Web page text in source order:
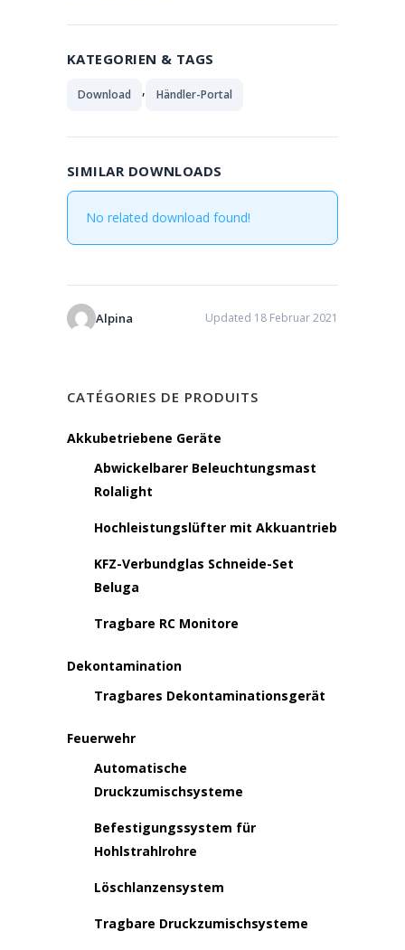
KATEGORIEN & TAGS
Download , Händler-Portal
SIMILAR DOWNLOADS
No related download found!
Alpina Updated 18 Februar 2021
CATÉGORIES DE PRODUITS
Akkubetriebene Geräte
Abwickelbarer Beleuchtungsmast
Rolalight
Hochleistungslüfter mit Akkuantrieb
KFZ-Verbundglas Schneide-Set
Beluga
Tragbare RC Monitore
Dekontamination
Tragbares Dekontaminationsgerät
Feuerwehr
Automatische
Druckzumischsysteme
Befestigungssystem für
Hohlstrahlrohre
Löschlanzensystem
Tragbare Druckzumischsysteme